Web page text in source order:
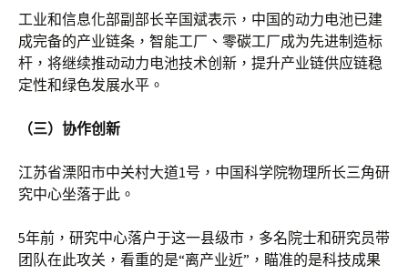
工业和信息化部副部长辛国斌表示，中国的动力电池已建
成完备的产业链条，智能工厂、零碳工厂成为先进制造标
杆，将继续推动动力电池技术创新，提升产业链供应链稳
定性和绿色发展水平。
（三）协作创新
江苏省溧阳市中关村大道1号，中国科学院物理所长三角研
究中心坐落于此。
5年前，研究中心落户于这一县级市，多名院士和研究员带
团队在此攻关，看重的是“离产业近”，瞄准的是科技成果